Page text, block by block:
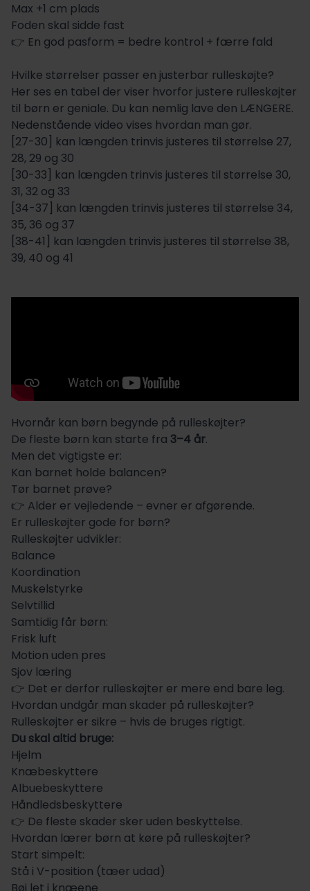
Max +1 cm plads
Foden skal sidde fast
👉 En god pasform = bedre kontrol + færre fald
Hvilke størrelser passer en justerbar rulleskøjte?
Her ses en tabel der viser hvorfor justere rulleskøjter
til børn er geniale. Du kan nemlig lave den LÆNGERE.
Nedenstående video vises hvordan man gør.
[27-30] kan længden trinvis justeres til størrelse 27,
28, 29 og 30
[30-33] kan længden trinvis justeres til størrelse 30,
31, 32 og 33
[34-37] kan længden trinvis justeres til størrelse 34,
35, 36 og 37
[38-41] kan længden trinvis justeres til størrelse 38,
39, 40 og 41
Hvornår kan børn begynde på rulleskøjter?
De fleste børn kan starte fra 3–4 år.
Men det vigtigste er:
Kan barnet holde balancen?
Tør barnet prøve?
👉 Alder er vejledende – evner er afgørende.
Er rulleskøjter gode for børn?
Rulleskøjter udvikler:
Balance
Koordination
Muskelstyrke
Selvtillid
Samtidig får børn:
Frisk luft
Motion uden pres
Sjov læring
👉 Det er derfor rulleskøjter er mere end bare leg.
Hvordan undgår man skader på rulleskøjter?
Rulleskøjter er sikre – hvis de bruges rigtigt.
Du skal altid bruge:
Hjelm
Knæbeskyttere
Albuebeskyttere
Håndledsbeskyttere
👉 De fleste skader sker uden beskyttelse.
Hvordan lærer børn at køre på rulleskøjter?
Start simpelt:
Stå i V-position (tæer udad)